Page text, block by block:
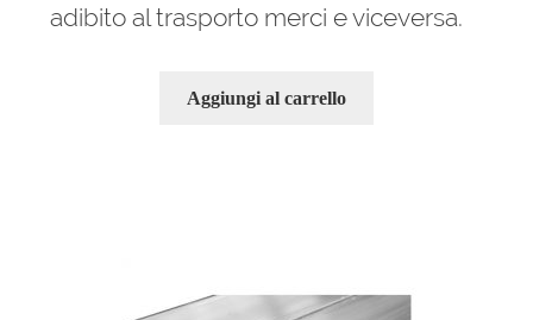
adibito al trasporto merci e viceversa.
Aggiungi al carrello